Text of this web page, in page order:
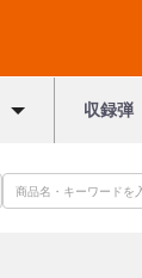
収録弾